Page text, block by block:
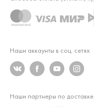
Наши аккаунты в соц. сетях
Наши партнеры по доставке